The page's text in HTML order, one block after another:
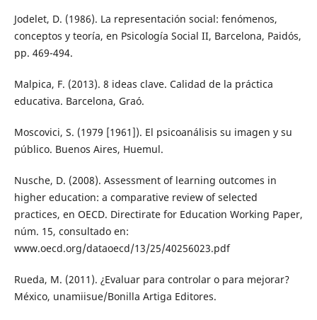
Jodelet, D. (1986). La representación social: fenómenos,
conceptos y teoría, en Psicología Social II, Barcelona, Paidós,
pp. 469-494.
Malpica, F. (2013). 8 ideas clave. Calidad de la práctica
educativa. Barcelona, Graó.
Moscovici, S. (1979 [1961]). El psicoanálisis su imagen y su
público. Buenos Aires, Huemul.
Nusche, D. (2008). Assessment of learning outcomes in
higher education: a comparative review of selected
practices, en OECD. Directirate for Education Working Paper,
núm. 15, consultado en:
www.oecd.org/dataoecd/13/25/40256023.pdf
Rueda, M. (2011). ¿Evaluar para controlar o para mejorar?
México, unamiisue/Bonilla Artiga Editores.